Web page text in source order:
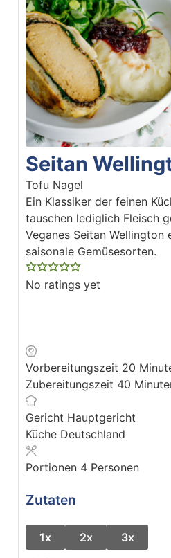
Seitan
Tofu Nagel
Ein Klassiker der feinen
tauschen lediglich Fleisch
Veganes Seitan Wellington
saisonale Gemüsesorten.
No ratings yet
Vorbereitungszeit 20
Zubereitungszeit 40
Gericht Hauptgericht
Küche Deutschland
Portionen 4 Personen
Zutaten
1x 2x
3x